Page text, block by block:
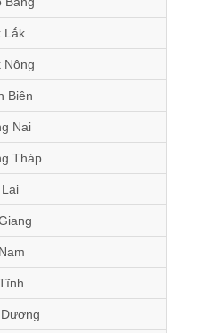
Lắk
Biên
Nai
Tháp